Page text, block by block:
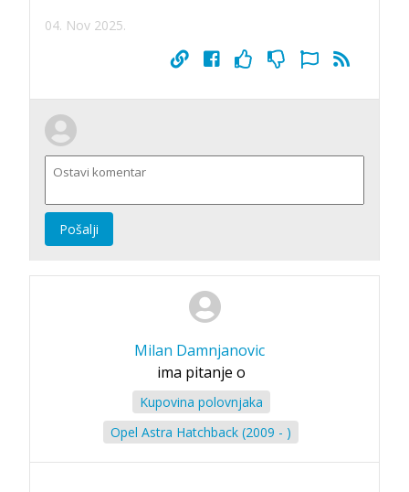
04. Nov 2025.
Pošalji
Milan Damnjanovic
ima pitanje o
Kupovina polovnjaka
Opel Astra Hatchback (2009 - )